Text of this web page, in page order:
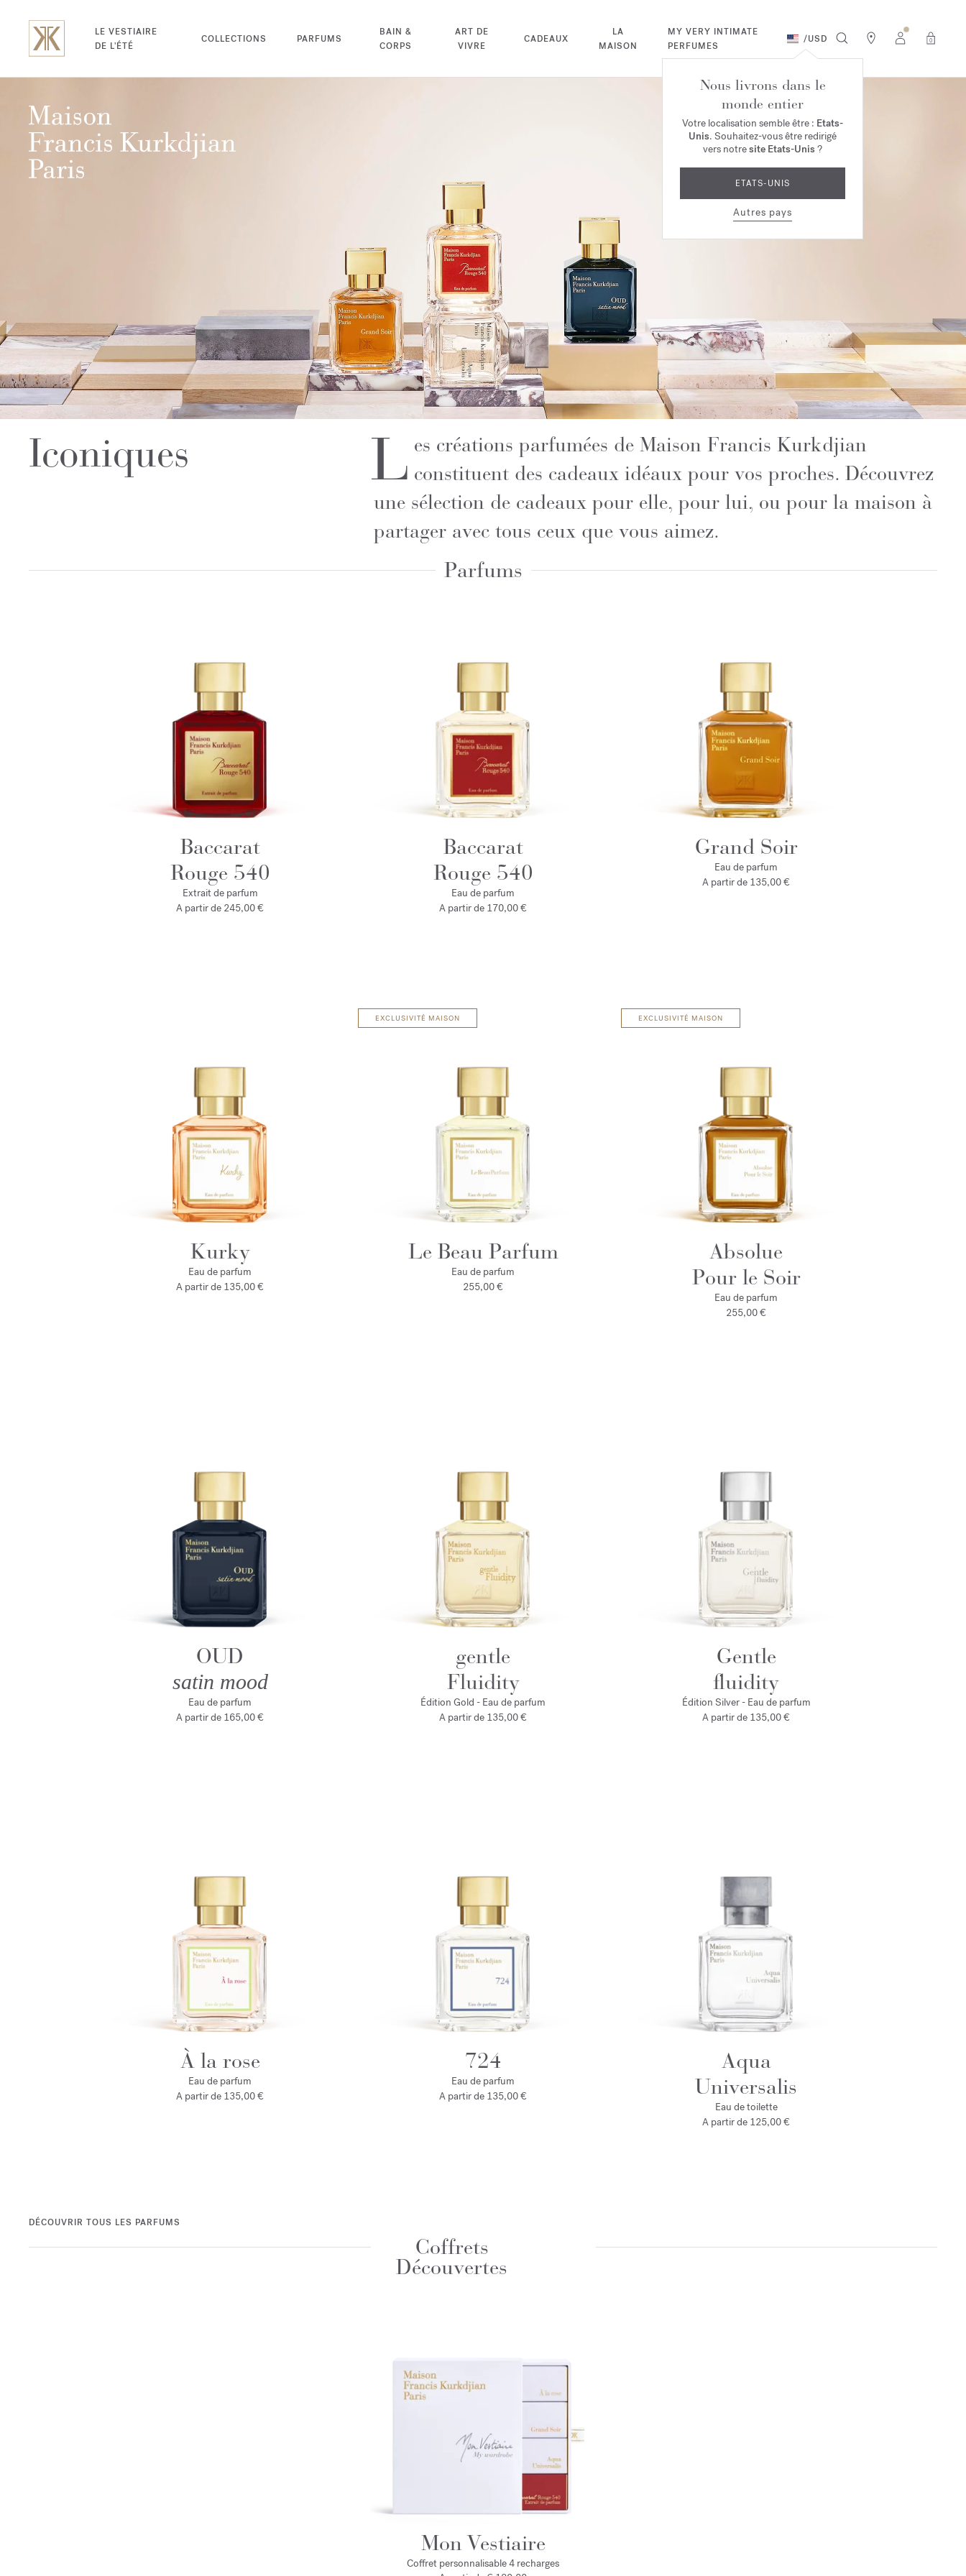
LE VESTIAIRE
DE L'ÉTÉ
COLLECTIONS PARFUMS
BAIN &
CORPS
ART DE
VIVRE
CADEAUX
LA
MAISON
MY VERY INTIMATE
PERFUMES
/USD 0
Nous livrons dans le
monde entier
Votre localisation semble être : Etats-
Unis. Souhaitez-vous être redirigé
vers notresite Etats-Unis ?
ETATS-UNIS
Autres pays
Iconiques L es créations parfumées de Maison Francis Kurkdjian
constituent des cadeaux idéaux pour vos proches. Découvrez
une sélection de cadeaux pour elle, pour lui, ou pour la maison à
partager avec tous ceux que vous aimez.
Parfums
Baccarat
Rouge 540
Extrait de parfum
A partir de 245,00 €
Baccarat
Rouge 540
Eau de parfum
A partir de 170,00 €
Grand Soir
Eau de parfum
A partir de 135,00 €
Kurky
Eau de parfum
A partir de 135,00 €
EXCLUSIVITÉ MAISON
Le Beau Parfum
Eau de parfum
255,00 €
EXCLUSIVITÉ MAISON
Absolue
Pour le Soir
Eau de parfum
255,00 €
OUD
satin mood
Eau de parfum
A partir de 165,00 €
gentle
Fluidity
Édition Gold - Eau de parfum
A partir de 135,00 €
Gentle
fluidity
Édition Silver - Eau de parfum
A partir de 135,00 €
À la rose
Eau de parfum
A partir de 135,00 €
724
Eau de parfum
A partir de 135,00 €
Aqua
Universalis
Eau de toilette
A partir de 125,00 €
DÉCOUVRIR TOUS LES PARFUMS
Coffrets
Découvertes
Mon Vestiaire
Coffret personnalisable 4 recharges